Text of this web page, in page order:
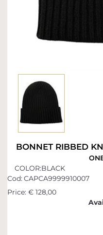
BONNET RIBBED
COLOR:BLACK
Cod:CAPCA9999910007
Price: € 128,00